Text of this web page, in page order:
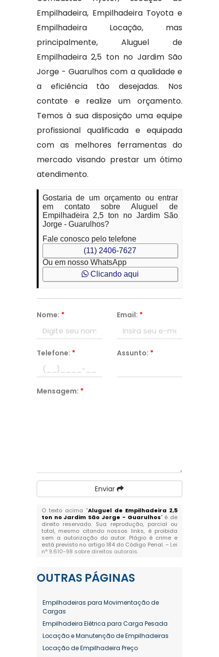
Empilhadeira, Empilhadeira Toyota e
Empilhadeira Locação, mas
principalmente, Aluguel de
Empilhadeira 2,5 ton no Jardim São
Jorge - Guarulhos com a qualidade e
a eficiência tão desejadas. Nos
contate e realize um orçamento.
Temos à sua disposição uma equipe
profissional qualificada e equipada
com as melhores ferramentas do
mercado visando prestar um ótimo
atendimento.
Gostaria de um orçamento ou entrar
em contato sobre Aluguel de
Empilhadeira 2,5 ton no Jardim São
Jorge - Guarulhos?
Fale conosco pelo telefone
(11) 2406-7627
Ou em nosso WhatsApp
Clicando aqui
Nome: * Email: *
Telefone: * Assunto: *
Mensagem: *
Enviar
O texto acima "Aluguel de Empilhadeira 2,5
ton no Jardim São Jorge - Guarulhos" é de
direito reservado. Sua reprodução, parcial ou
total, mesmo citando nossos links, é proibida
sem a autorização do autor. Plágio é crime e
está previsto no artigo 184 do Código Penal. – Lei
n° 9.610-98 sobre direitos autorais.
OUTRAS PÁGINAS
Empilhadeiras para Movimentação de
Cargas
Empilhadeira Elétrica para Carga Pesada
Locação e Manutenção de Empilhadeiras
Locação de Empilhadeira Preço